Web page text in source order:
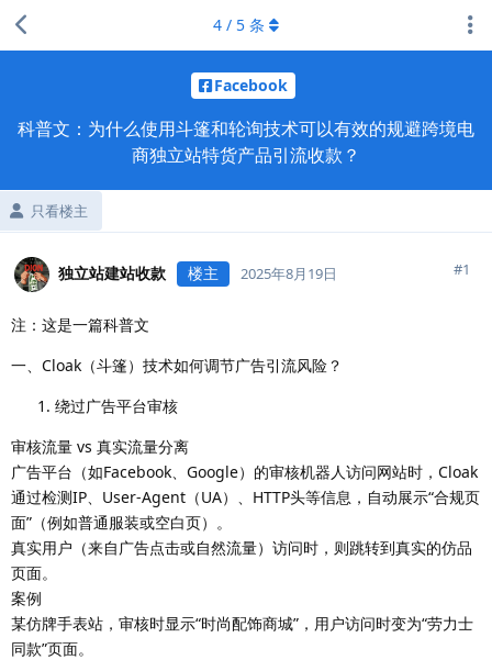
Facebook
科普文：为什么使用斗篷和轮询技术可以有效的规避跨境电
商独立站特货产品引流收款？
只看楼主
4 / 5 条
独立站建站收款 楼主 2025年8月19日 #1
注：这是一篇科普文
一、Cloak（斗篷）技术如何调节广告引流风险？
绕过广告平台审核
审核流量 vs 真实流量分离
广告平台（如Facebook、Google）的审核机器人访问网站时，Cloak
通过检测IP、User-Agent（UA）、HTTP头等信息，自动展示“合规页
面”（例如普通服装或空白页）。
真实用户（来自广告点击或自然流量）访问时，则跳转到真实的仿品
页面。
案例
某仿牌手表站，审核时显示“时尚配饰商城”，用户访问时变为“劳力士
同款”页面。